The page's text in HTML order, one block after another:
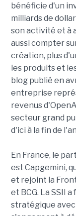
bénéficie d'un
milliards de
son activité et à
aussi compter
création, plus
les produits et
blog publié en
entreprise
revenus
secteur grand
d'ici à la fin de
En France, le
est Capgemini,
et rejoint la
et BCG. La SSII
stratégique